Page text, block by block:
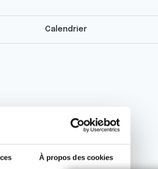
À propos des cookies
Calendrier